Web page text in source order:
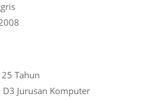
Tahun
Jurusan Komputer